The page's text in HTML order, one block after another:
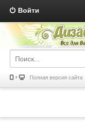
Войти
Полная версия сайта